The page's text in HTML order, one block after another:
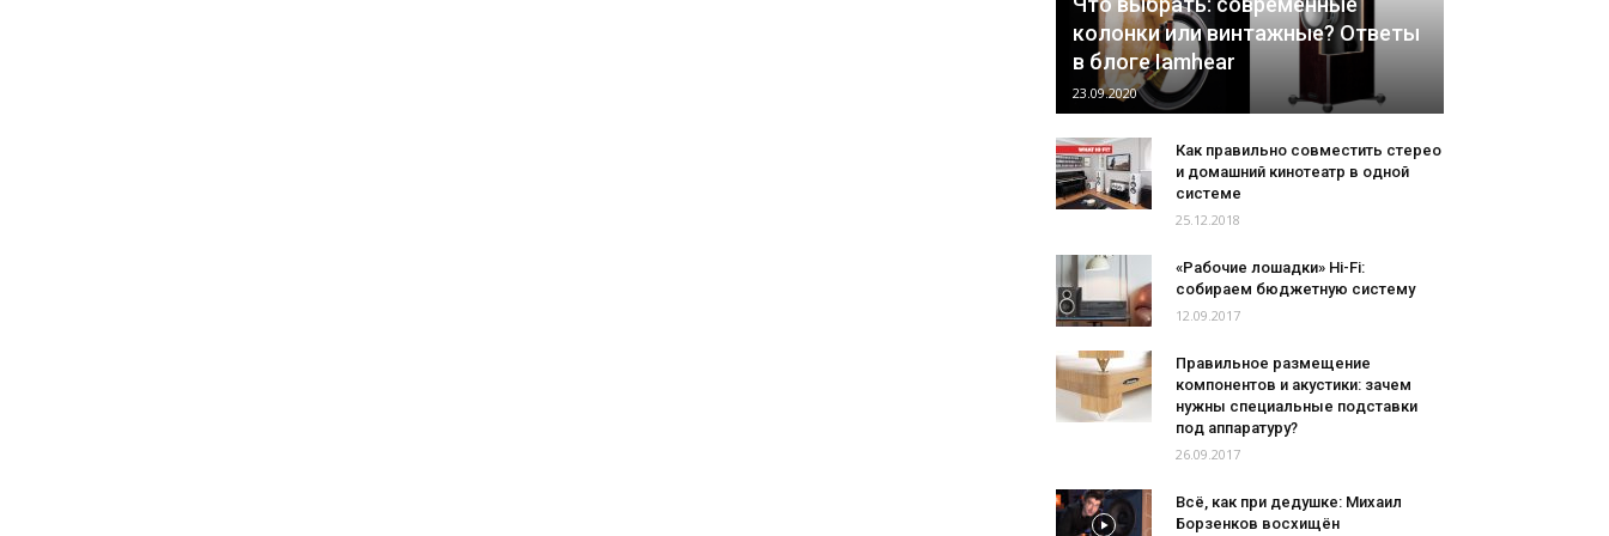
колонки или винтажные? Ответы
в блоге Iamhear
23.09.2020
Как правильно совместить стерео
и домашний кинотеатр в одной
системе
25.12.2018
«Рабочие лошадки» Hi-Fi:
собираем бюджетную систему
12.09.2017
Правильное размещение
компонентов и акустики: зачем
нужны специальные подставки
под аппаратуру?
26.09.2017
Всё, как при дедушке: Михаил
Борзенков восхищён